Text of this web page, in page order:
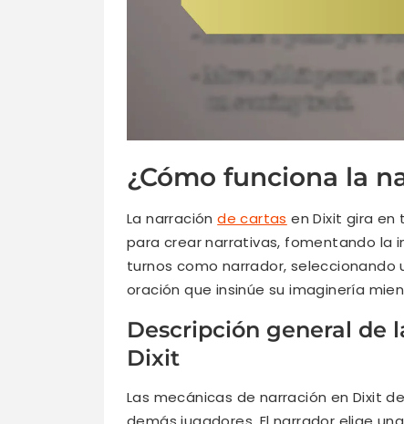
¿Cómo funciona la
La narraciónde cartas en Dixit gira
para crear narrativas, fomentando la
turnos como narrador,
oración que insinúe su imaginería
Descripción general de
Dixit
Las mecánicas de narración en Dixit